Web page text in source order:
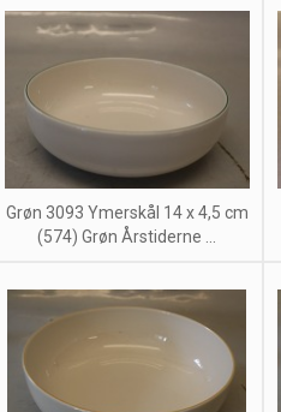
Grøn 3093 Ymerskål 14 x 4,5 cm
(574) Grøn Årstiderne ...